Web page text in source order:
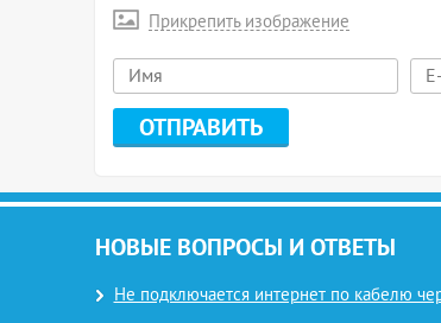
Прикрепить изображение
НОВЫЕ ВОПРОСЫ И ОТВЕТЫ
Не подключается интернет по кабелю